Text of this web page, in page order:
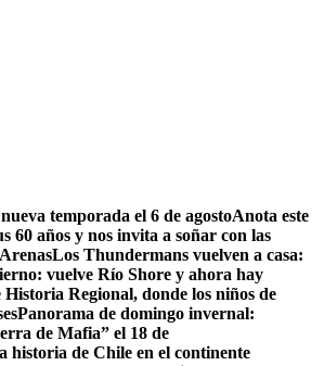
temporada el 6 de agostoAnota este
60 años y nos invita a soñar con las
Los Thundermans vuelven a casa:
vuelve Río Shore y ahora hay
Regional, donde los niños de
Panorama de domingo invernal:
de Mafia” el 18 de
historia de Chile en el continente